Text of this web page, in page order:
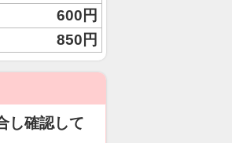
600円
850円
し確認して